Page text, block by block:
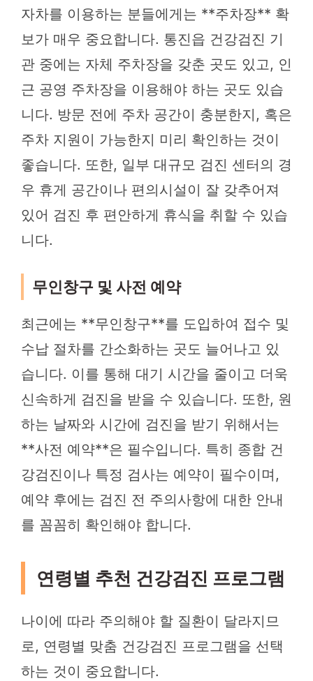
자차를 이용하는 분들에게는 **주차장** 확
보가 매우 중요합니다. 통진읍 건강검진 기
관 중에는 자체 주차장을 갖춘 곳도 있고, 인
근 공영 주차장을 이용해야 하는 곳도 있습
니다. 방문 전에 주차 공간이 충분한지, 혹은
주차 지원이 가능한지 미리 확인하는 것이
좋습니다. 또한, 일부 대규모 검진 센터의 경
우 휴게 공간이나 편의시설이 잘 갖추어져
있어 검진 후 편안하게 휴식을 취할 수 있습
니다.
무인창구 및 사전 예약
최근에는 **무인창구**를 도입하여 접수 및
수납 절차를 간소화하는 곳도 늘어나고 있
습니다. 이를 통해 대기 시간을 줄이고 더욱
신속하게 검진을 받을 수 있습니다. 또한, 원
하는 날짜와 시간에 검진을 받기 위해서는
**사전 예약**은 필수입니다. 특히 종합 건
강검진이나 특정 검사는 예약이 필수이며,
예약 후에는 검진 전 주의사항에 대한 안내
를 꼼꼼히 확인해야 합니다.
연령별 추천 건강검진 프로그램
나이에 따라 주의해야 할 질환이 달라지므
로, 연령별 맞춤 건강검진 프로그램을 선택
하는 것이 중요합니다.